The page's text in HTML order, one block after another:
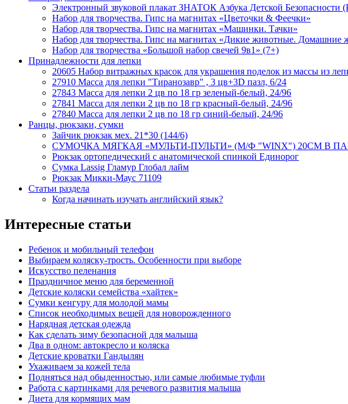
Электронный звуковой плакат ЗНАТОК Азбука Детской Безопасности
Набор для творчества. Гипс на магнитах «Цветочки & Феечки»
Набор для творчества. Гипс на магнитах «Машинки. Тачки»
Набор для творчества. Гипс на магнитах «Дикие животные. Домашние
Набор для творчества «Большой набор свечей 9в1» (7+)
Принадлежности для лепки
20605 Набор витражных красок для украшения поделок из массы из
27910 Масса для лепки "Тиранозавр" , 3 цв+3D пазл, 6/24
27843 Масса для лепки 2 цв по 18 гр зеленый-белый, 24/96
27841 Масса для лепки 2 цв по 18 гр красный-белый, 24/96
27840 Масса для лепки 2 цв по 18 гр синий-белый, 24/96
Ранцы, рюкзаки, сумки
Зайчик рюкзак мех. 21*30 (144/6)
СУМОЧКА МЯГКАЯ «МУЛЬТИ-ПУЛЬТИ» (М/Ф "WINX") 20СМ В
Рюкзак ортопедический с анатомической спинкой Единорог
Сумка Lassig Гламур Глобал лайм
Рюкзак Микки-Маус 71109
Статьи раздела
Когда начинать изучать английский язык?
Интересные статьи
Ребенок и мобильный телефон
Выбираем коляску-трость. Особенности при выборе
Искусство пеленания
Праздничное меню для беременной
Детские коляски семейства «хайтек»
Сумки кенгуру для молодой мамы
Список необходимых вещей для новорожденного
Нарядная детская одежда
Как сделать зиму безопасной для малыша
Два в одном: автокресло и коляска
Детские кроватки Гандылян
Ухаживаем за кожей тела
Подняться над обыденностью, или самые любимые туфли
Работа с картинками для речевого развития малыша
Диета для кормящих мам